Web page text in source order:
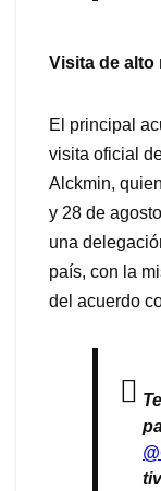
Visita de alto
El principal
visita oficial
Alckmin,
y 28 de
una
país, con la
del acuerdo